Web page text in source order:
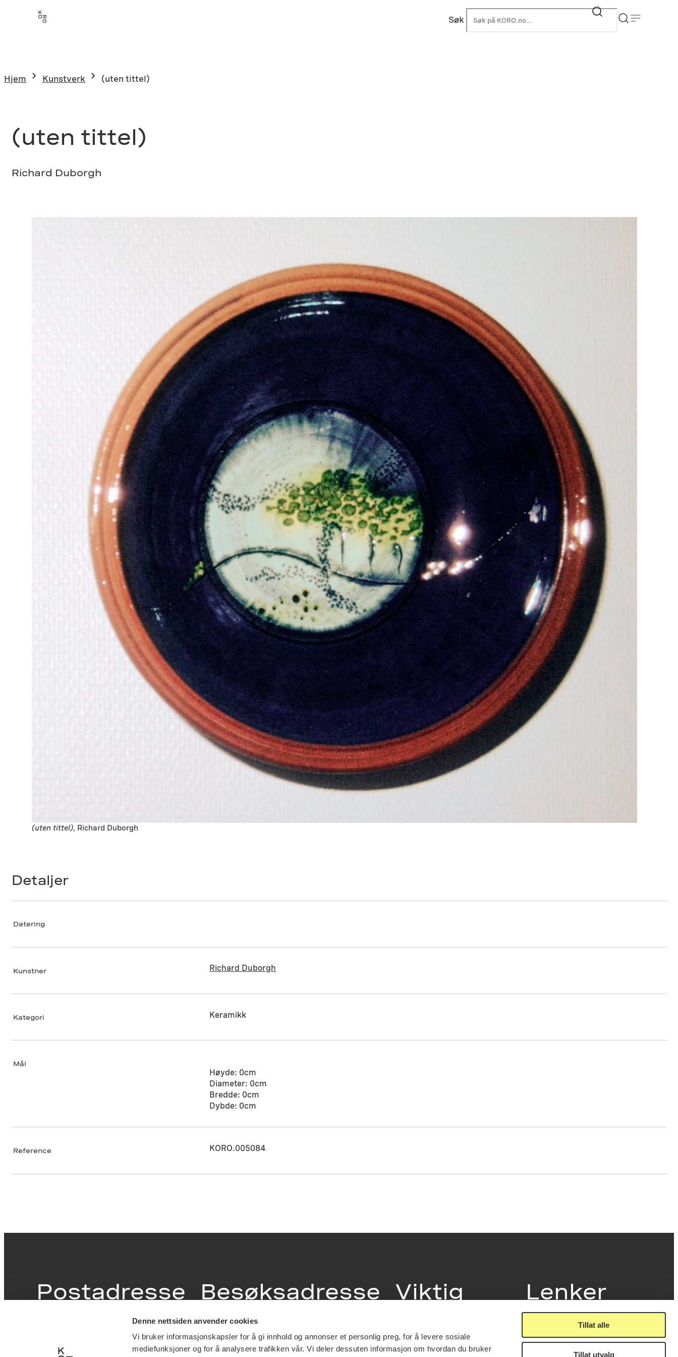
Denne nettsiden anvender cookies
Vi bruker informasjonskapsler for å gi innhold og annonser et personlig preg, for å levere sosiale
mediefunksjoner og for å analysere trafikken vår. Vi deler dessuten informasjon om hvordan du bruker
Tillat alle
Tillat utvalg
Søk
Hjem Kunstverk (uten tittel)
(uten tittel)
Richard Duborgh
(uten tittel), Richard Duborgh
Detaljer
Datering
Kunstner Richard Duborgh
Kategori Keramikk
Mål
Høyde: 0cm
Diameter: 0cm
Bredde: 0cm
Dybde: 0cm
Reference KORO.005084
Postadresse Besøksadresse
inngang Løkkeveien,
Viktig
Lenker
Nyhetsbrev
Offentlig postjournal